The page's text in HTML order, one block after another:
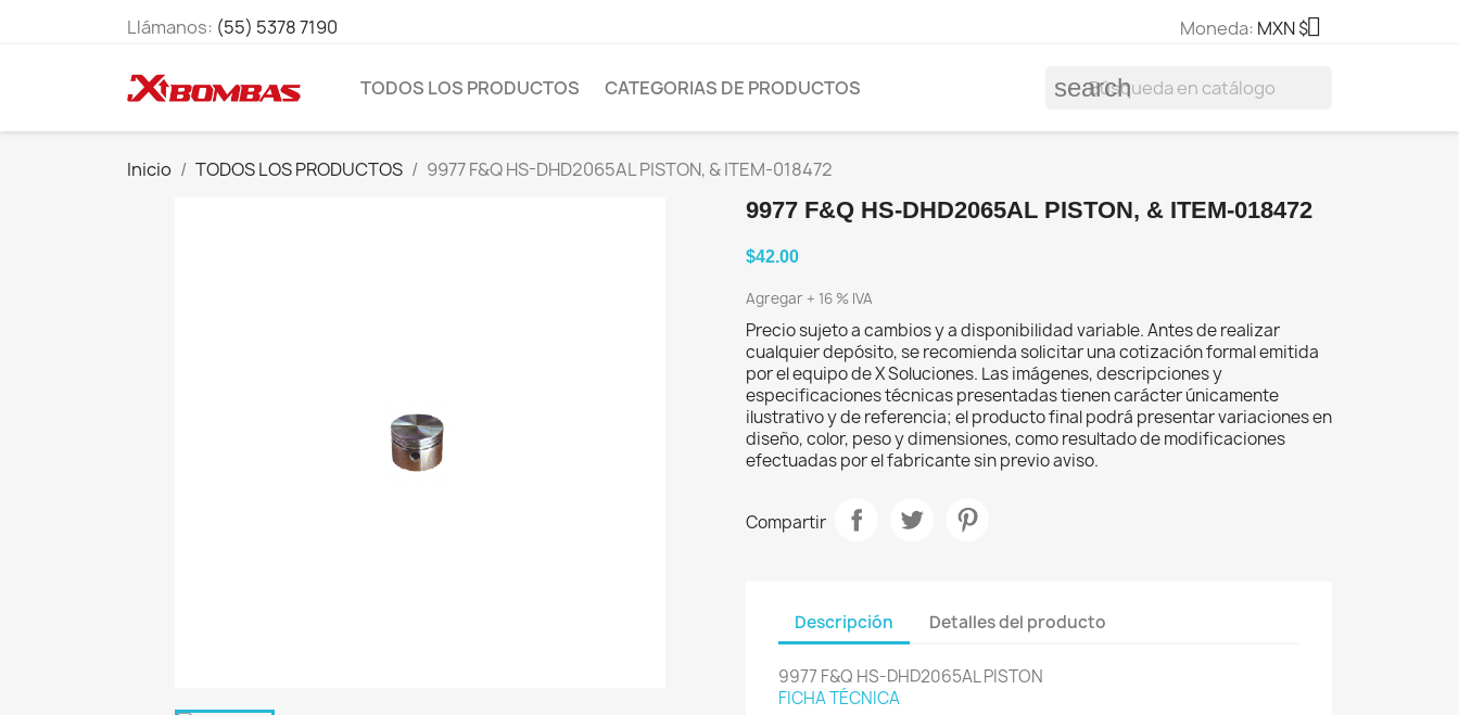
Llámanos: (55) 5378 7190 Moneda: MXN $
TODOS LOS PRODUCTOS CATEGORIAS DE PRODUCTOS search
Inicio TODOS LOS PRODUCTOS 9977 F&Q HS-DHD2065AL PISTON, & ITEM-018472
9977 F&Q HS-DHD2065AL PISTON, & ITEM-018472
$42.00
Agregar + 16 % IVA
Precio sujeto a cambios y a disponibilidad variable. Antes de realizar
cualquier depósito, se recomienda solicitar una cotización formal emitida
por el equipo de X Soluciones. Las imágenes, descripciones y
especificaciones técnicas presentadas tienen carácter únicamente
ilustrativo y de referencia; el producto final podrá presentar variaciones en
diseño, color, peso y dimensiones, como resultado de modificaciones
efectuadas por el fabricante sin previo aviso.
Compartir
Descripción Detalles del producto
9977 F&Q HS-DHD2065AL PISTON
FICHA TÉCNICA